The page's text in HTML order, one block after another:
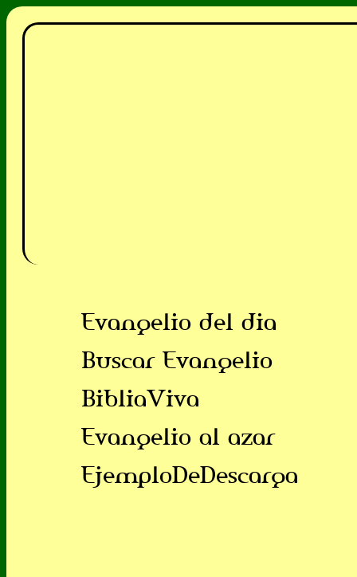
Evangelio del dia
Buscar Evangelio
BibliaViva
Evangelio al azar
EjemploDeDescarga